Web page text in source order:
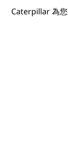
Caterpillar 為